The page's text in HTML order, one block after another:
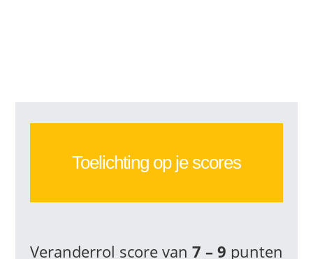
Toelichting op je scores
Veranderrol score van 7 – 9 punten